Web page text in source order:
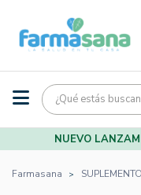
NUEVO
Farmasana